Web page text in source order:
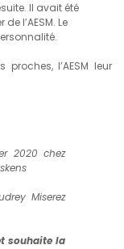
Il avait été
l’AESM. Le
l’AESM leur
2020 chez
Miserez
souhaite la